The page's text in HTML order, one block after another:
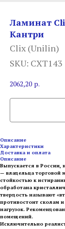
Ламинат
Кантри
Clix (Unilin)
SKU: CXT143
2062,20 р.
Описание
Характеристики
Доставка и оплата
Описание
Выпускается в России,
— владельца торговой
стойкостью к
обработана
твердость называют
противостоит сколам
нагрузок.
помещений.
Исключительно